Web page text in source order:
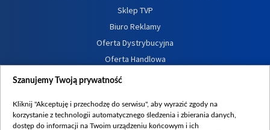
Sklep TVP
Biuro Reklamy
Oferta Dystrybucyjna
Oferta Handlowa
Dostępność
Procedura zgłoszeń wewnętrznych
Szanujemy Twoją prywatność
Kliknij "Akceptuję i przechodzę do serwisu", aby wyrazić zgody na
korzystanie z technologii automatycznego śledzenia i zbierania danych,
dostęp do informacji na Twoim urządzeniu końcowym i ich